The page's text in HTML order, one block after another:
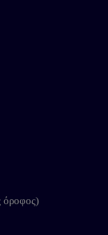
όροφος)